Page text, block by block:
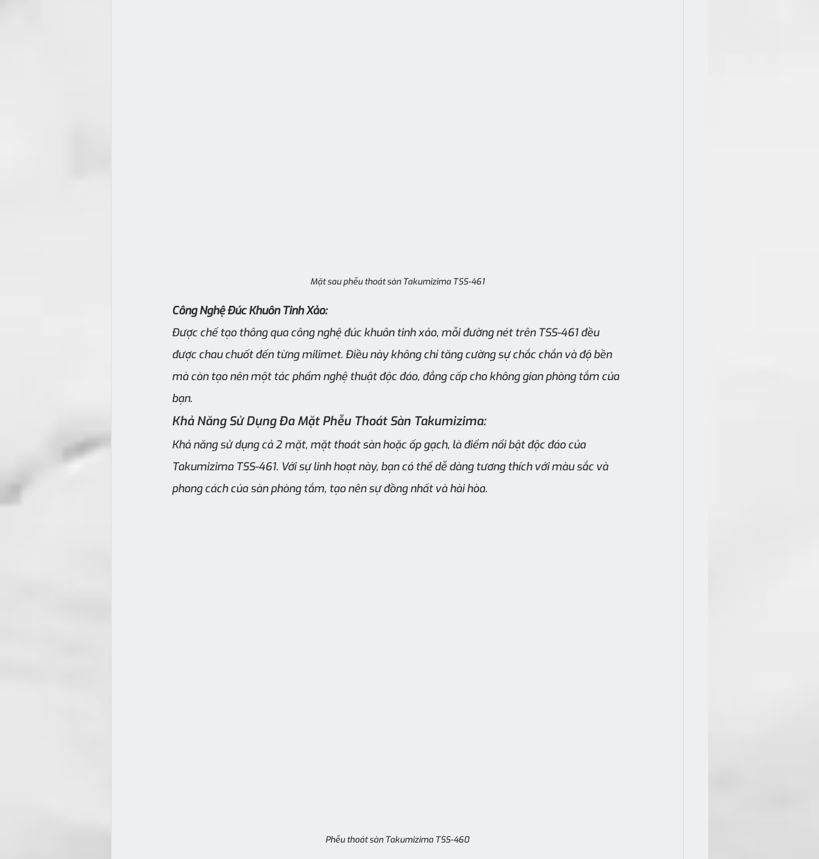
Mặt sau phễu thoát sàn Takumizima TSS-461
Công Nghệ Đúc Khuôn Tinh Xảo:
Được chế tạo thông qua công nghệ đúc khuôn tinh xảo, mỗi đường nét trên TSS-461 đều
được chau chuốt đến từng milimet. Điều này không chỉ tăng cường sự chắc chắn và độ bền
mà còn tạo nên một tác phẩm nghệ thuật độc đáo, đẳng cấp cho không gian phòng tắm của
bạn.
Khả Năng Sử Dụng Đa Mặt Phễu Thoát Sàn Takumizima:
Khả năng sử dụng cả 2 mặt, mặt thoát sàn hoặc ốp gạch, là điểm nổi bật độc đáo của
Takumizima TSS-461. Với sự linh hoạt này, bạn có thể dễ dàng tương thích với màu sắc và
phong cách của sàn phòng tắm, tạo nên sự đồng nhất và hài hòa.
Phễu thoát sàn Takumizima TSS-460